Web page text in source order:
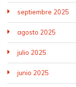
septiembre 2025
agosto 2025
julio 2025
junio 2025